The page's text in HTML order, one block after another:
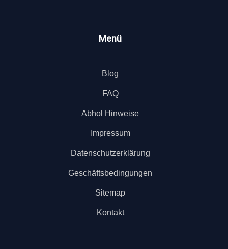
Menü
Blog
FAQ
Abhol Hinweise
Impressum
Datenschutzerklärung
Geschäftsbedingungen
Sitemap
Kontakt